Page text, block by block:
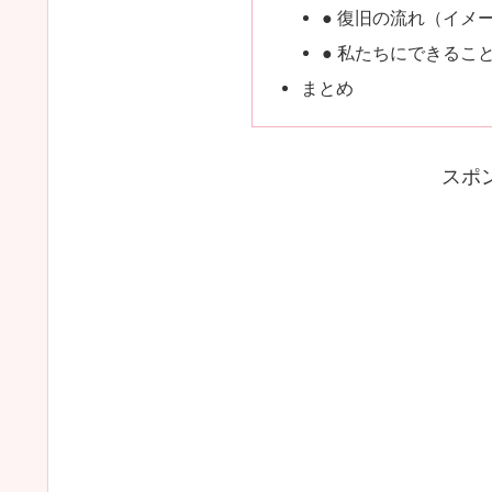
● 復旧の流れ（イメー
● 私たちにできること
まとめ
スポ